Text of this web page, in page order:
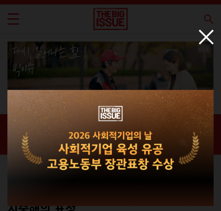
신간 · 과월호
홈 / 매거진 / 신간 · 과월호